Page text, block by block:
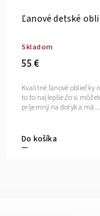
Ľanové detské
Skladom
55 €
Do košíka
Kvalitné ľanové obliečky
to to najlepšie,čo si
príjemný na dotyk a má...